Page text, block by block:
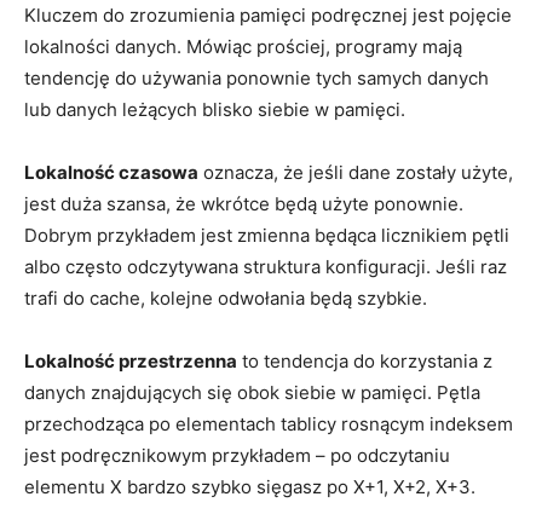
Kluczem do zrozumienia pamięci podręcznej jest pojęcie
lokalności danych. Mówiąc prościej, programy mają
tendencję do używania ponownie tych samych danych
lub danych leżących blisko siebie w pamięci.
Lokalność czasowa oznacza, że jeśli dane zostały użyte,
jest duża szansa, że wkrótce będą użyte ponownie.
Dobrym przykładem jest zmienna będąca licznikiem pętli
albo często odczytywana struktura konfiguracji. Jeśli raz
trafi do cache, kolejne odwołania będą szybkie.
Lokalność przestrzenna to tendencja do korzystania z
danych znajdujących się obok siebie w pamięci. Pętla
przechodząca po elementach tablicy rosnącym indeksem
jest podręcznikowym przykładem – po odczytaniu
elementu X bardzo szybko sięgasz po X+1, X+2, X+3.